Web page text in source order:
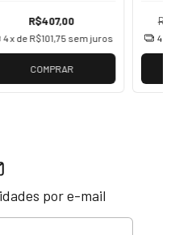
R$407,00
4x de R$101,75 sem juros
COMPRAR
4
por e-mail